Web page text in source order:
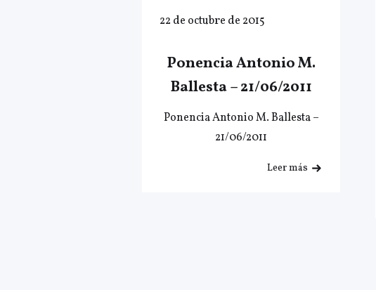
22 de octubre de 2015
Ponencia Antonio M.
Ballesta – 21/06/2011
Ponencia Antonio M. Ballesta –
21/06/2011
Leer más